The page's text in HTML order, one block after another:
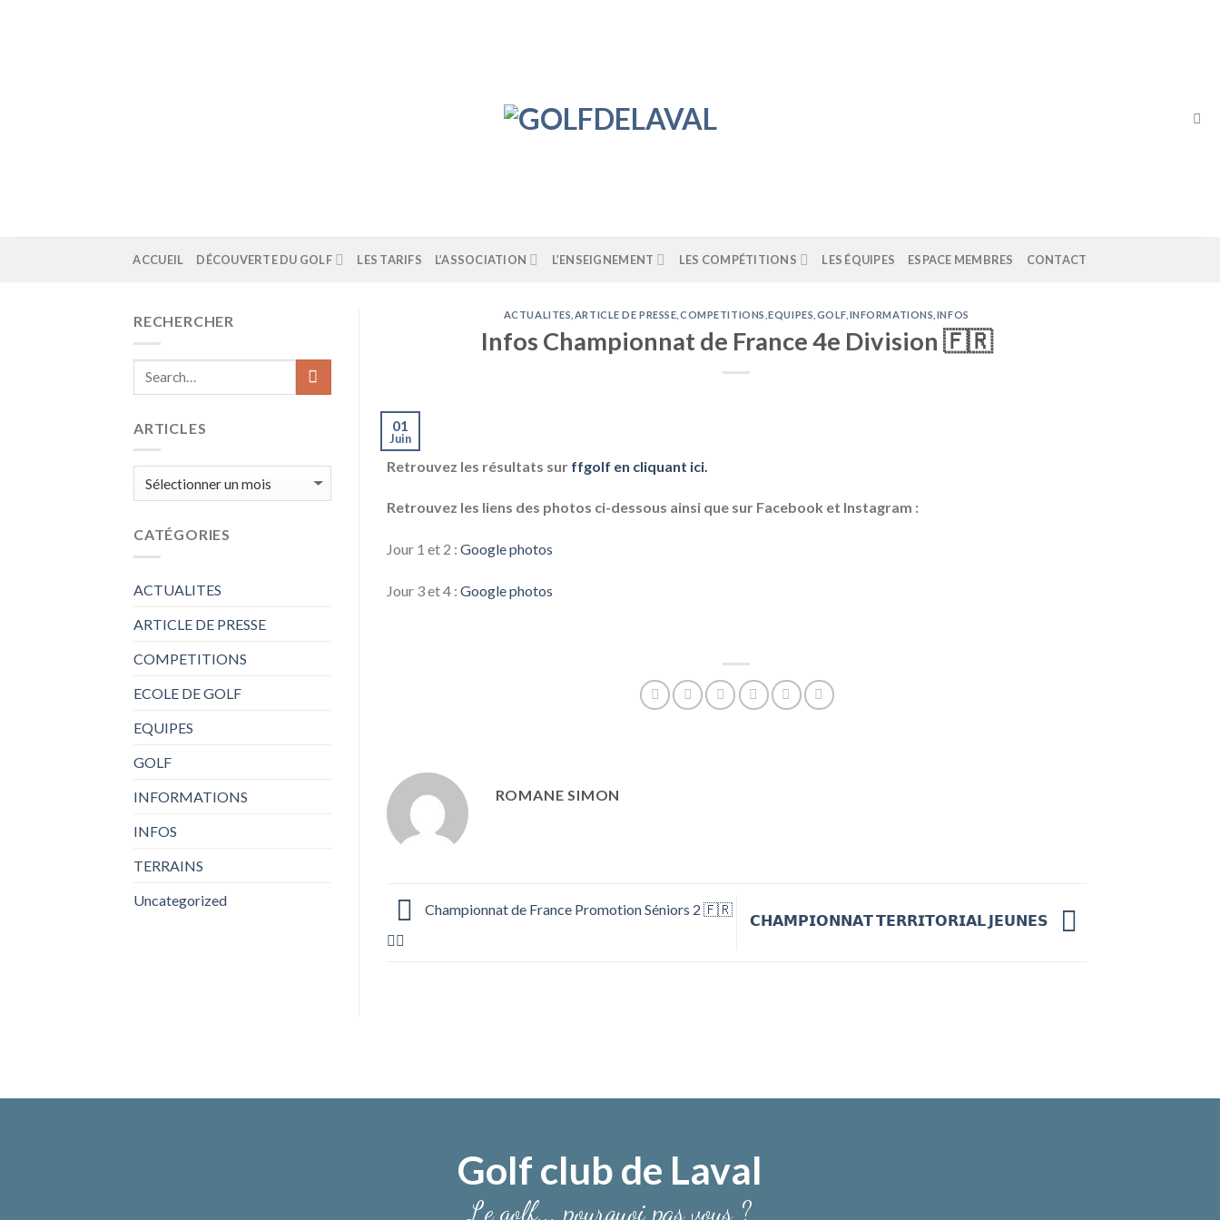
ACCUEIL DÉCOUVERTE DU GOLF LES TARIFS L’ASSOCIATION L’ENSEIGNEMENT LES COMPÉTITIONS LES ÉQUIPES ESPACE MEMBRES CONTACT
RECHERCHER
ARTICLES
CATÉGORIES
ACTUALITES
ARTICLE DE PRESSE
COMPETITIONS
ECOLE DE GOLF
EQUIPES
GOLF
INFORMATIONS
INFOS
TERRAINS
Uncategorized
ACTUALITES ARTICLE DE PRESSE ,COMPETITIONS ,EQUIPES GOLF INFORMATIONS INFOS
Infos Championnat de France 4e Division 🇫🇷
01
Juin
Retrouvez les résultats sur ffgolf en cliquant ici.
Retrouvez les liens des photos ci-dessous ainsi que sur Facebook et Instagram :
Jour 1 et 2 : Google photos
Jour 3 et 4 : Google photos
ROMANE SIMON
Championnat de France Promotion Séniors 2 🇫🇷
🏌️‍♂️
𝗖𝗛𝗔𝗠𝗣𝗜𝗢𝗡𝗡𝗔𝗧 𝗧𝗘𝗥𝗥𝗜𝗧𝗢𝗥𝗜𝗔𝗟 𝗝𝗘𝗨𝗡𝗘𝗦
Golf club de Laval
Le golf... pourquoi pas vous ?